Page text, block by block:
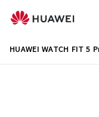
HUAWEI
WATCH
HUAWEI WATCH FIT 5